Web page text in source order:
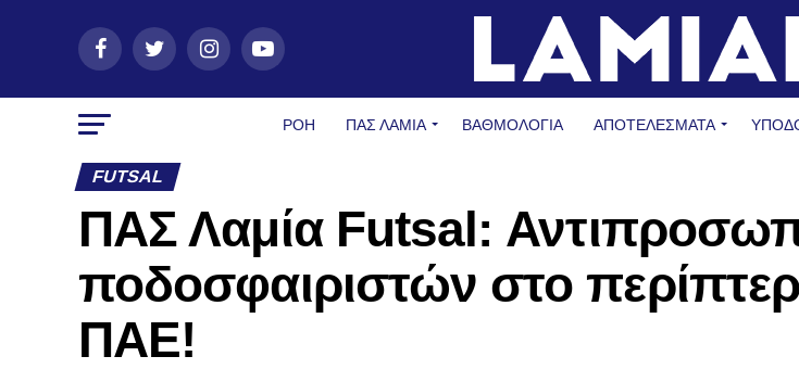
ΡΟΗ ΠΑΣ ΛΑΜΊΑ ΒΑΘΜΟΛΟΓΙΑ ΑΠΟΤΕΛΕΣΜΑΤΑ
FUTSAL
ΠΑΣ Λαμία Futsal:
ποδοσφαιριστών στο
ΠΑΕ!